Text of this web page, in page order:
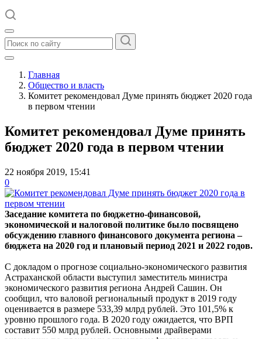
Главная
Общество и власть
Комитет рекомендовал Думе принять бюджет 2020 года
в первом чтении
Комитет рекомендовал Думе принять
бюджет 2020 года в первом чтении
22 ноября 2019, 15:41
0
Заседание комитета по бюджетно-финансовой,
экономической и налоговой политике было посвящено
обсуждению главного финансового документа региона –
бюджета на 2020 год и плановый период 2021 и 2022 годов.
С докладом о прогнозе социально-экономического развития
Астраханской области выступил заместитель министра
экономического развития региона Андрей Сашин. Он
сообщил, что валовой региональный продукт в 2019 году
оценивается в размере 533,39 млрд рублей. Это 101,5% к
уровню прошлого года. В 2020 году ожидается, что ВРП
составит 550 млрд рублей. Основными драйверами